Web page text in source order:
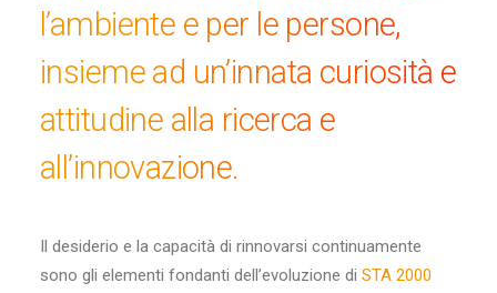
l’ambiente e per le persone,
insieme ad un’innata curiosità e
attitudine alla ricerca e
all’innovazione.
Il desiderio e la capacità di rinnovarsi continuamente
sono gli elementi fondanti dell’evoluzione di STA 2000